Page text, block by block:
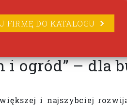
FIRMĘ DO KATALOGU
ogród” – dla
i najszybciej